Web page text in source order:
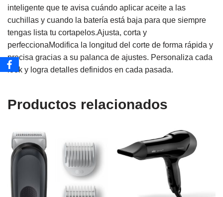
inteligente que te avisa cuándo aplicar aceite a las
cuchillas y cuando la batería está baja para que siempre
tengas lista tu cortapelos.Ajusta, corta y
perfeccionaModifica la longitud del corte de forma rápida y
precisa gracias a su palanca de ajustes. Personaliza cada
look y logra detalles definidos en cada pasada.
Productos relacionados